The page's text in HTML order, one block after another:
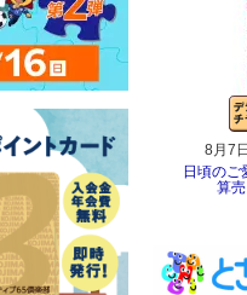
8月7
日頃のご
算売